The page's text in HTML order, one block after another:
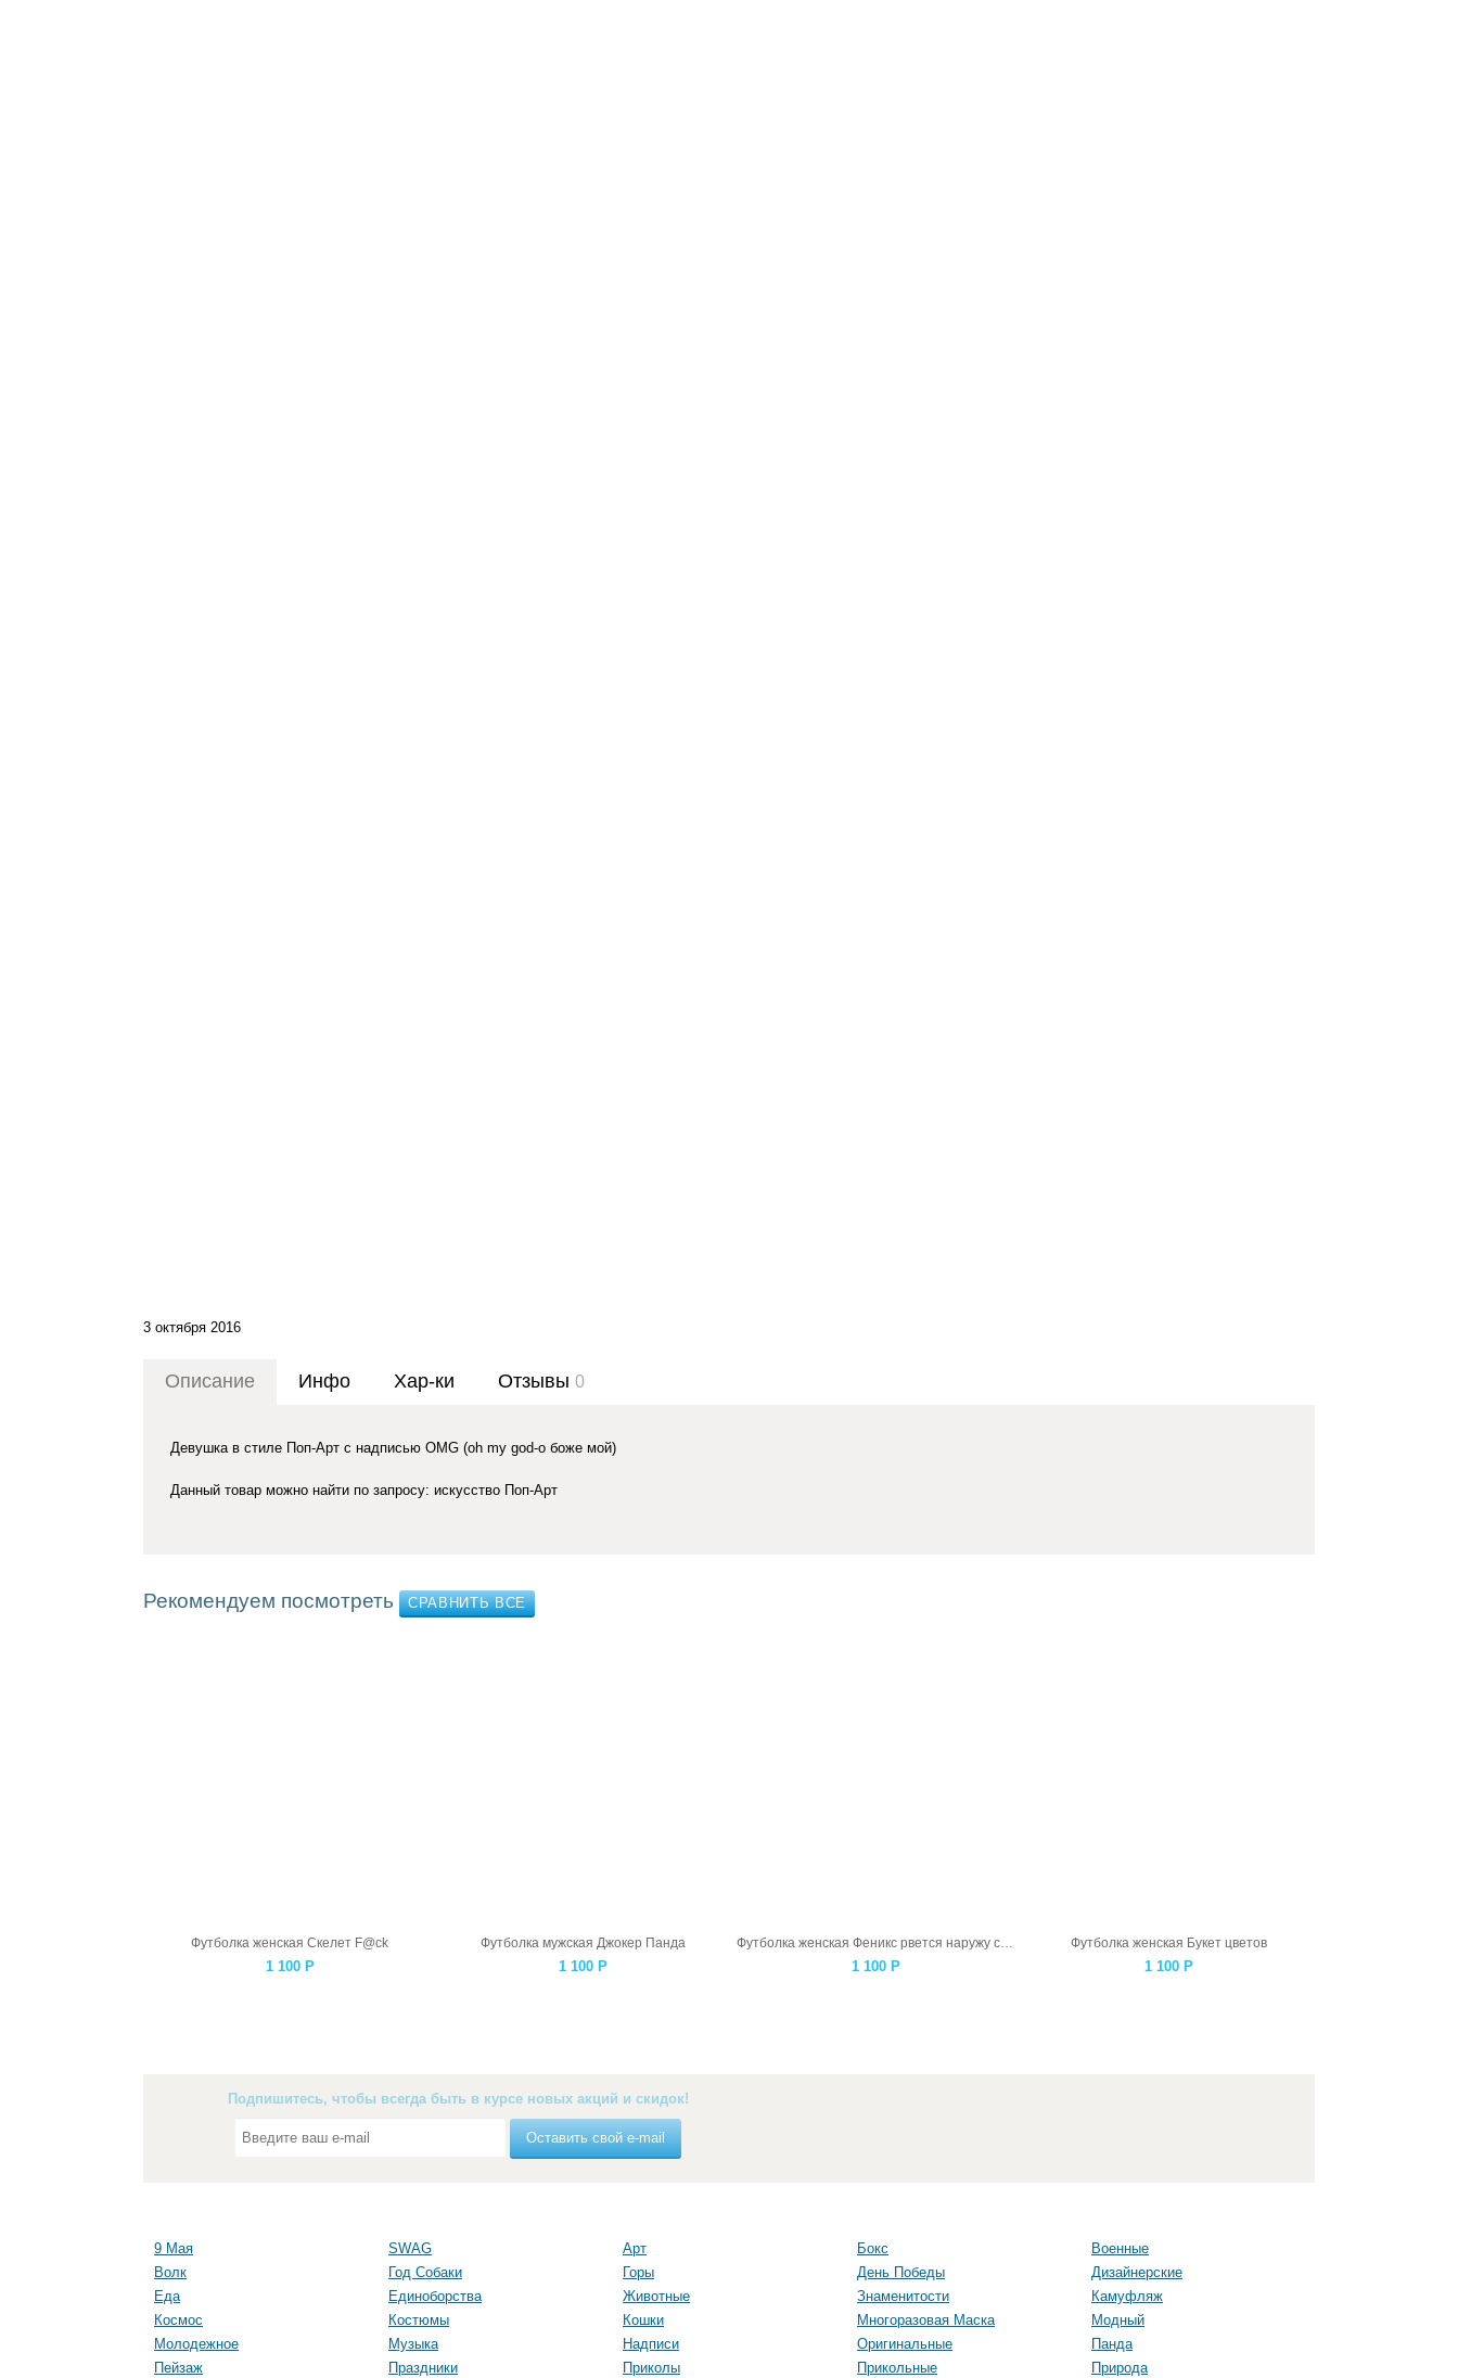
3 октября 2016
Описание Инфо Хар-ки Отзывы 0
Девушка в стиле Поп-Арт с надписью OMG (oh my god-о боже мой)
Данный товар можно найти по запросу: искусство Поп-Арт
Рекомендуем посмотреть
Футболка женская Скелет F@ck
1 100 Р
Футболка мужская Джокер Панда
1 100 Р 1 100 Р
Футболка женская Букет цветов
1 100 Р
Подпишитесь, чтобы всегда быть в курсе новых акций и скидок!
Оставить свой e-mail
9 Мая SWAG Арт Бокс
Военные
Волк
Год Собаки Горы День Победы
Дизайнерские
Еда
Единоборства Животные Знаменитости
Камуфляж
Космос
Костюмы Кошки Многоразовая Маска
Модный
Молодежное
Музыка Надписи Оригинальные
Панда
Пейзаж
Праздники Приколы Прикольные Природа